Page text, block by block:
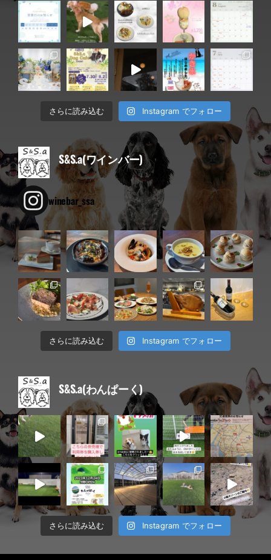
さらに読み込む Instagram でフォロー
S&S.a(ワインバー)
winebar_ssa
さらに読み込む Instagram でフォロー
S&S.a(わんぱーく)
さらに読み込む Instagram でフォロー